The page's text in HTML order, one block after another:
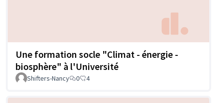
Une formation socle "Climat - énergie -
biosphère" à l'Université
Shifters-Nancy 0 4